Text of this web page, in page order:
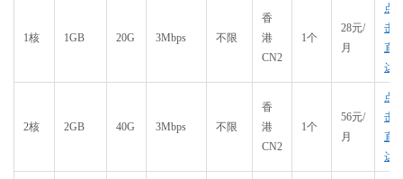
1核 1GB 20G 3Mbps 不限
香
港
CN2
1个
28元/
月
点
击
直
达
2核 2GB 40G 3Mbps 不限
香
港
CN2
1个
56元/
月
点
击
直
达